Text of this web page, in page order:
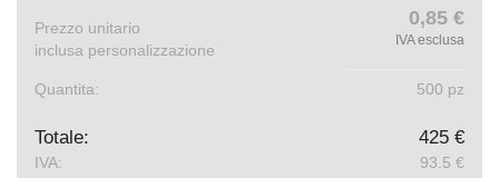
Prezzo unitario
inclusa personalizzazione
0,85 €
IVA esclusa
Quantita: 500 pz
Totale: 425 €
IVA: 93.5 €